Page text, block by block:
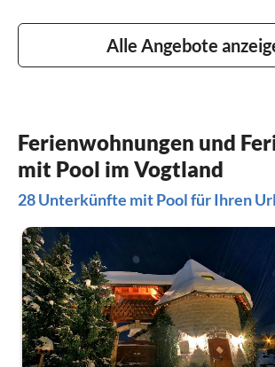
Alle Angebote
Ferienwohnungen und
mit Pool im Vogtland
28 Unterkünfte mit Pool für Ihren